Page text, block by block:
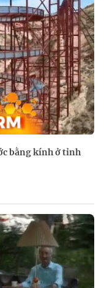
bằng kính ở tỉnh